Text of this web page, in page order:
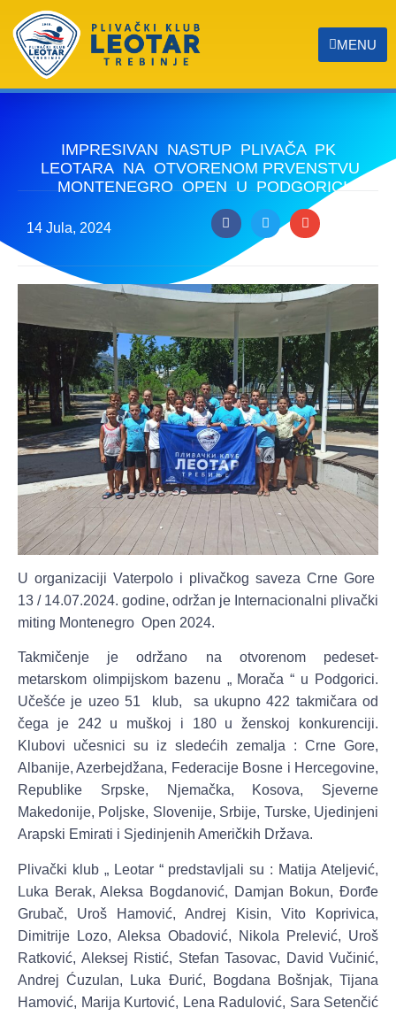
MENU
IMPRESIVAN NASTUP PLIVAČA PK
LEOTARA NA OTVORENOM PRVENSTVU
MONTENEGRO OPEN U PODGORICI
14 Jula, 2024
U organizaciji Vaterpolo i plivačkog saveza Crne Gore
13 / 14.07.2024. godine, održan je Internacionalni plivački
miting Montenegro Open 2024.
Takmičenje je održano na otvorenom pedeset-
metarskom olimpijskom bazenu „ Morača “ u Podgorici.
Učešće je uzeo 51 klub, sa ukupno 422 takmičara od
čega je 242 u muškoj i 180 u ženskoj konkurenciji.
Klubovi učesnici su iz sledećih zemalja : Crne Gore,
Albanije, Azerbejdžana, Federacije Bosne i Hercegovine,
Republike Srpske, Njemačka, Kosova, Sjeverne
Makedonije, Poljske, Slovenije, Srbije, Turske, Ujedinjeni
Arapski Emirati i Sjedinjenih Američkih Država.
Plivački klub „ Leotar “ predstavljali su : Matija Ateljević,
Luka Berak, Aleksa Bogdanović, Damjan Bokun, Đorđe
Grubač, Uroš Hamović, Andrej Kisin, Vito Koprivica,
Dimitrije Lozo, Aleksa Obadović, Nikola Prelević, Uroš
Ratković, Aleksej Ristić, Stefan Tasovac, David Vučinić,
Andrej Ćuzulan, Luka Đurić, Bogdana Bošnjak, Tijana
Hamović, Marija Kurtović, Lena Radulović, Sara Setenčić